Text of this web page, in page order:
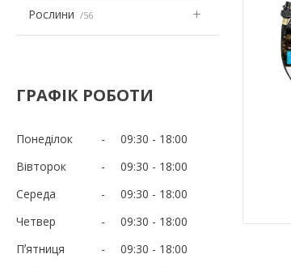
Рослини 56
ГРАФІК РОБОТИ
Понеділок 09:30
18:00
Вівторок
09:30
18:00
Середа
09:30
18:00
Четвер
09:30
18:00
Пʼятниця
09:30
18:00